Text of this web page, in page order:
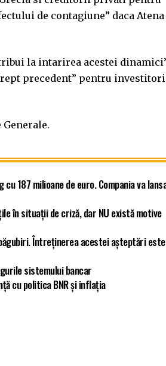
de contagiune” daca
la intarirea acestei
precedent” pentru
187 milioane de euro. Compania va
în situații de criză, dar NU există motive
Întreținerea acestei așteptări
sistemului bancar
cu politica BNR și inflația